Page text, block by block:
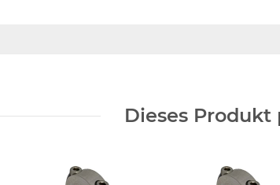
Dieses Produkt